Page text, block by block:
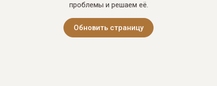
проблемы и решаем её.
Обновить страницу